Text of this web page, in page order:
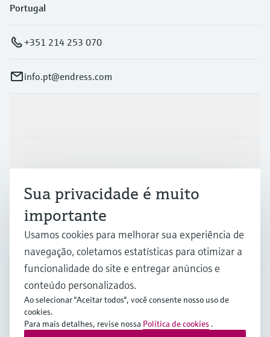
Portugal
+351 214 253 070
info.pt@endress.com
Suporte
Empresa
PRT•Português
Sua privacidade é muito
importante
Usamos cookies para melhorar sua experiência de
navegação, coletamos estatísticas para otimizar a
funcionalidade do site e entregar anúncios e
conteúdo personalizados.
Ao selecionar "Aceitar todos", você consente nosso uso de
cookies.
Para mais detalhes, revise nossa Política de cookies .